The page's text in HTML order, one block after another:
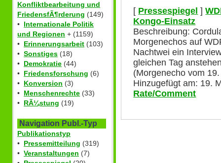
Konfliktbearbeitung und
FriedensfÃ¶rderung (149)
• Internationale Politik
und Regionen + (1159)
• Erinnerungsarbeit (103)
• Sonstiges (18)
• Demokratie (44)
• Friedensforschung (6)
• Konversion (3)
• Menschenrechte (33)
• RÃ¼stung (19)
Navigation Publ.-Typ
Publikationstyp
• Pressemitteilung (319)
• Veranstaltungen (7)
[ Pressespiegel ]
Kongo-Einsatz
Beschreibung:
Morgenechos auf
Nachtwei ein
gleichen Tag
(Morgenecho vom
Hinzugefügt am: 19.
Rate/Comment